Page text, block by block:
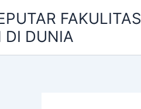
FAKULITAS
DI DUNIA